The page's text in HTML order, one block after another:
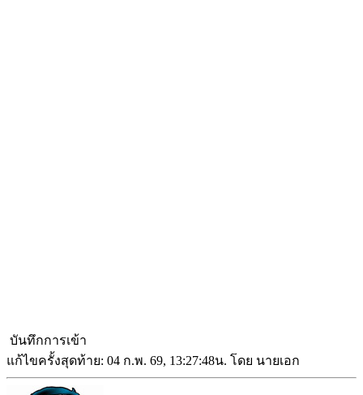
บันทึกการเข้า
แก้ไขครั้งสุดท้าย: 04 ก.พ. 69, 13:27:48น. โดย นายเอก